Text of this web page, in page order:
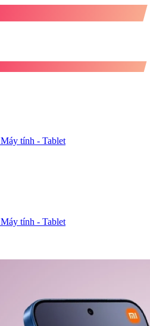
Máy tính - Tablet
Máy tính - Tablet